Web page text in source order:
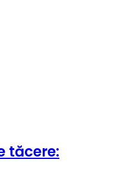
tăcere: